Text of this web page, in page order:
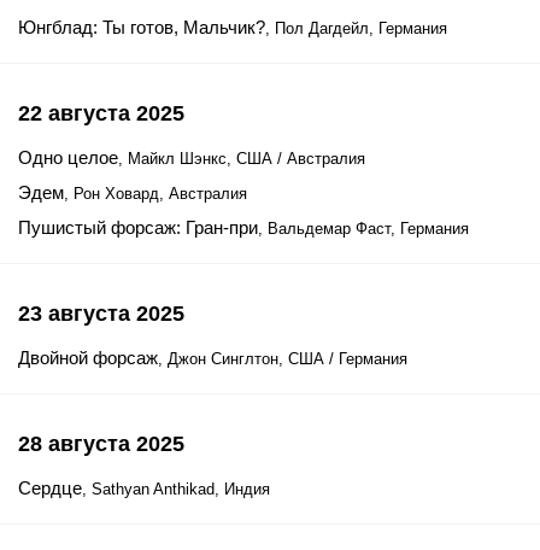
Юнгблад: Ты готов, Мальчик?, Пол Дагдейл, Германия
22 августа 2025
Одно целое, Майкл Шэнкс, США / Австралия
Эдем, Рон Ховард, Австралия
Пушистый форсаж: Гран-при, Вальдемар Фаст, Германия
23 августа 2025
Двойной форсаж, Джон Синглтон, США / Германия
28 августа 2025
Сердце, Sathyan Anthikad, Индия